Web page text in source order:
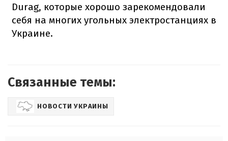
Durag, которые хорошо зарекомендовали
себя на многих угольных электростанциях в
Украине.
Связанные темы:
НОВОСТИ УКРАИНЫ